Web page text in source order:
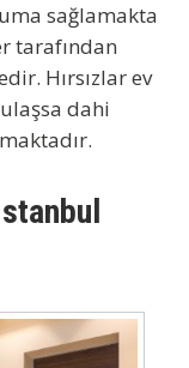
sağlamakta
tarafından
Hırsızlar ev
dahi